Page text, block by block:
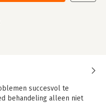
succesvol te
behandeling alleen niet